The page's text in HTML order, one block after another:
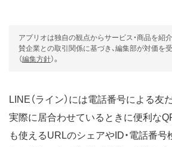
アプリオは独自の観点からサービス・商品を紹
賛企業との取引関係に基づき、編集部が対価を
（編集方針）。
LINE（ライン）には電話番号による友
実際に居合わせているときに便利な
も使えるURLのシェアやID・電話番号